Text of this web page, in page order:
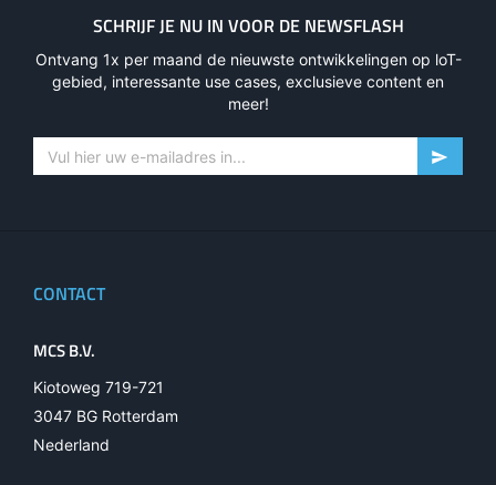
SCHRIJF JE NU IN VOOR DE NEWSFLASH
Ontvang 1x per maand de nieuwste ontwikkelingen op loT-
gebied, interessante use cases, exclusieve content en
meer!
CONTACT
MCS B.V.
Kiotoweg 719-721
3047 BG Rotterdam
Nederland